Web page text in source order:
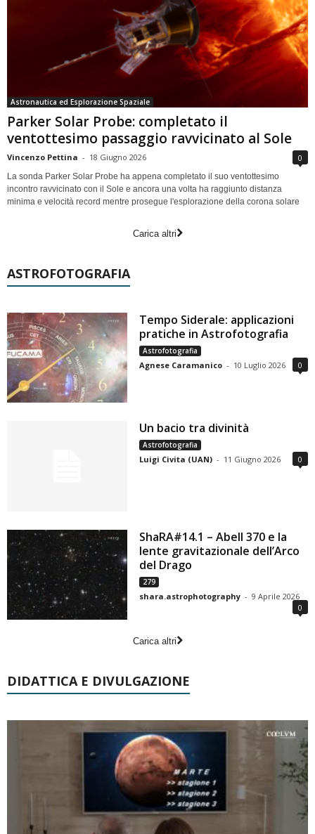
Astronautica ed Esplorazione Spaziale
Parker Solar Probe: completato il
ventottesimo passaggio ravvicinato al Sole
Vincenzo Pettina - 18 Giugno 2026 0
La sonda Parker Solar Probe ha appena completato il suo ventottesimo
incontro ravvicinato con il Sole e ancora una volta ha raggiunto distanza
minima e velocità record mentre prosegue l'esplorazione della corona solare
Carica altri
ASTROFOTOGRAFIA
Tempo Siderale: applicazioni
pratiche in Astrofotografia
Astrofotografia
Agnese Caramanico - 10 Luglio 2026 0
Un bacio tra divinità
Astrofotografia
Luigi Civita (UAN) - 11 Giugno 2026 0
ShaRA#14.1 – Abell 370 e la
lente gravitazionale dell’Arco
del Drago
279
shara.astrophotography - 9 Aprile 2026
0
Carica altri
DIDATTICA E DIVULGAZIONE